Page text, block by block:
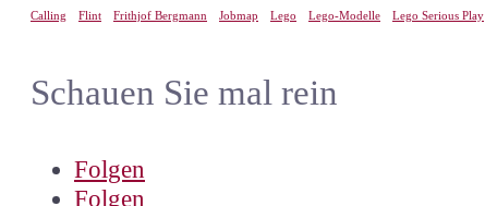
Calling Flint Frithjof Bergmann Jobmap Lego Lego-Modelle Lego Serious Play
Schauen Sie mal rein
Folgen
Folgen